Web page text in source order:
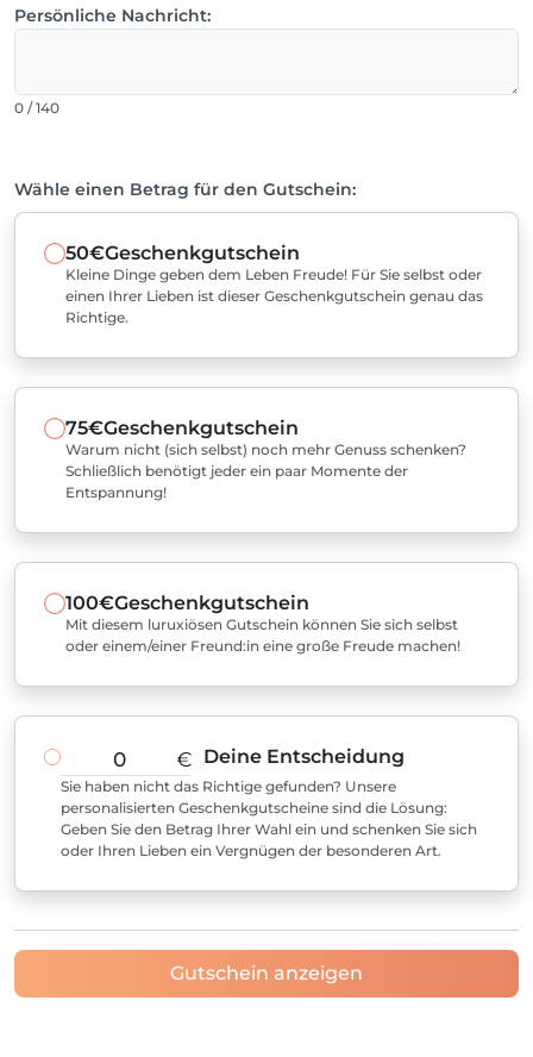
Persönliche Nachricht:
0 / 140
Wähle einen Betrag für den Gutschein:
50€Geschenkgutschein
Kleine Dinge geben dem Leben Freude! Für Sie selbst oder
einen Ihrer Lieben ist dieser Geschenkgutschein genau das
Richtige.
75€Geschenkgutschein
Warum nicht (sich selbst) noch mehr Genuss schenken?
Schließlich benötigt jeder ein paar Momente der
Entspannung!
100€Geschenkgutschein
Mit diesem luruxiösen Gutschein können Sie sich selbst
oder einem/einer Freund:in eine große Freude machen!
€ Deine Entscheidung
Sie haben nicht das Richtige gefunden? Unsere
personalisierten Geschenkgutscheine sind die Lösung:
Geben Sie den Betrag Ihrer Wahl ein und schenken Sie sich
oder Ihren Lieben ein Vergnügen der besonderen Art.
Gutschein anzeigen